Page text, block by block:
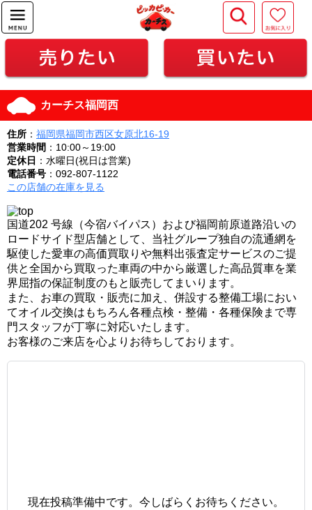
カーチス福岡西
住所 ： 福岡県福岡市西区女原北16-19
営業時間 ：10:00～19:00
定休日 ：水曜日(祝日は営業)
電話番号 ：092-807-1122
この店舗の在庫を見る
国道202 号線（今宿バイパス）および福岡前原道路沿いの
ロードサイド型店舗として、当社グループ独自の流通網を
駆使した愛車の高価買取りや無料出張査定サービスのご提
供と全国から買取った車両の中から厳選した高品質車を業
界屈指の保証制度のもと販売してまいります。
また、お車の買取・販売に加え、併設する整備工場におい
てオイル交換はもちろん各種点検・整備・各種保険まで専
門スタッフが丁寧に対応いたします。
お客様のご来店を心よりお待ちしております。
現在投稿準備中です。今しばらくお待ちください。